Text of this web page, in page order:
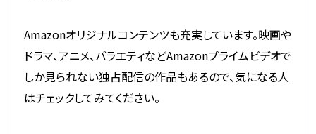
Amazonオリジナルコンテンツも充実しています。映画や
ドラマ、アニメ、バラエティなどAmazonプライムビデオで
しか見られない独占配信の作品もあるので、気になる人
はチェックしてみてください。